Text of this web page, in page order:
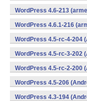
WordPress 4.6-213
WordPress 4.6.1-216
WordPress 4.5-rc-4-204
WordPress 4.5-rc-3-202
WordPress 4.5-rc-2-200
WordPress 4.5-206
WordPress 4.3-194